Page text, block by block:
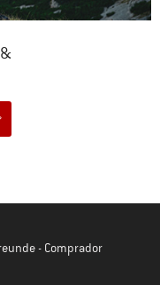
- Comprador